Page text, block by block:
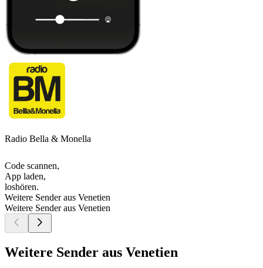
Radio Bella & Monella
Code scannen,
App laden,
loshören.
Weitere Sender aus Venetien
Weitere Sender aus Venetien
Weitere Sender aus Venetien